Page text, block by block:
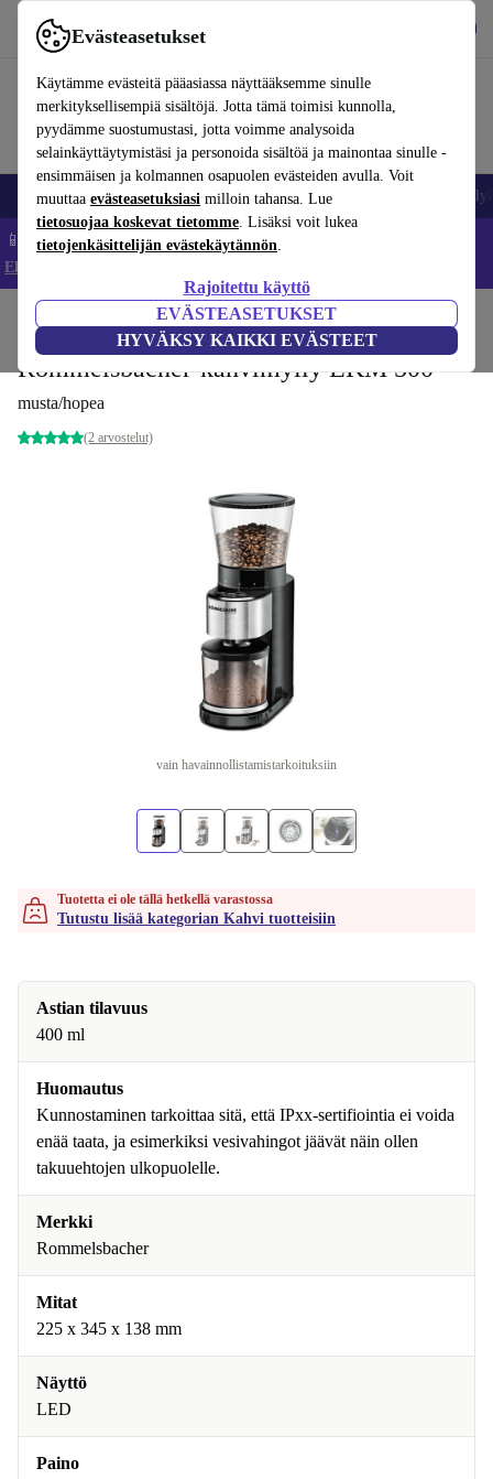
Evästeasetukset
Käytämme evästeitä pääasiassa näyttääksemme sinulle
merkityksellisempiä sisältöjä. Jotta tämä toimisi kunnolla,
pyydämme suostumustasi, jotta voimme analysoida
selainkäyttäytymistäsi ja personoida sisältöä ja mainontaa sinulle -
ensimmäisen ja kolmannen osapuolen evästeiden avulla. Voit
muuttaa evästeasetuksiasi milloin tahansa. Lue
tietosuojaa koskevat tietomme. Lisäksi voit lukea
tietojenkäsittelijän evästekäytännön.
Rajoitettu käyttö
EVÄSTEASETUKSET
HYVÄKSY KAIKKI EVÄSTEET
Käytä refurbed-palvelua nopeasti ja helposti
Matkapuhelimet ja älypuhelimet Kannettavat tietokoneet
📱 Säästä 5 % LISÄÄ iPhoneista – Koodi: IPHONEDEAL –
Ehdot ja säännöt
Juomat Kahvi
Rommelsbacher-kahvimylly EKM 500
musta/hopea
(2 arvostelut)
vain havainnollistamistarkoituksiin
Tuotetta ei ole tällä hetkellä varastossa
Tutustu lisää kategorian Kahvi tuotteisiin
Astian tilavuus
400 ml
Huomautus
Kunnostaminen tarkoittaa sitä, että IPxx-sertifiointia ei voida
enää taata, ja esimerkiksi vesivahingot jäävät näin ollen
takuuehtojen ulkopuolelle.
Merkki
Rommelsbacher
Mitat
225 x 345 x 138 mm
Näyttö
LED
Paino